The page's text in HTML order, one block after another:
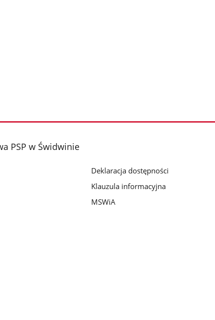
PSP w Świdwinie
Deklaracja dostępności
Klauzula informacyjna
MSWiA